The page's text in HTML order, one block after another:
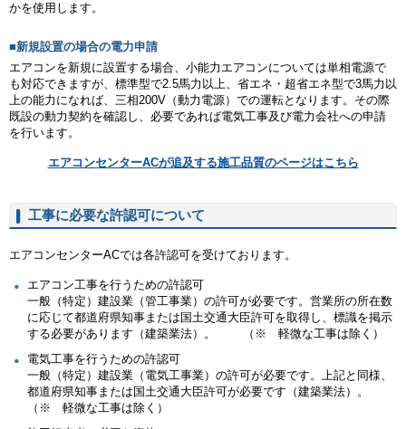
かを使用します。
■新規設置の場合の電力申請
エアコンを新規に設置する場合、小能力エアコンについては単相電源で
も対応できますが、標準型で2.5馬力以上、省エネ・超省エネ型で3馬力以
上の能力になれば、三相200V（動力電源）での運転となります。その際
既設の動力契約を確認し、必要であれば電気工事及び電力会社への申請
を行います。
エアコンセンターACが追及する施工品質のページはこちら
工事に必要な許認可について
エアコンセンターACでは各許認可を受けております。
エアコン工事を行うための許認可
一般（特定）建設業（管工事業）の許可が必要です。営業所の所在数
に応じて都道府県知事または国土交通大臣許可を取得し、標識を掲示
する必要があります（建築業法）。 （※ 軽微な工事は除く）
電気工事を行うための許認可
一般（特定）建設業（電気工事業）の許可が必要です。上記と同様、
都道府県知事または国土交通大臣許可が必要です（建築業法）。
（※ 軽微な工事は除く）